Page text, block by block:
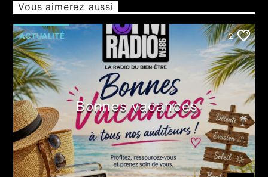
Vous aimerez aussi
ACTUALITÉ 2
Bonnes vacances